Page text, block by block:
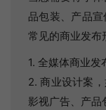
品包装、产品
常见的商业发布
1. 全媒体商业
2. 商业设计案
影视广告、产品